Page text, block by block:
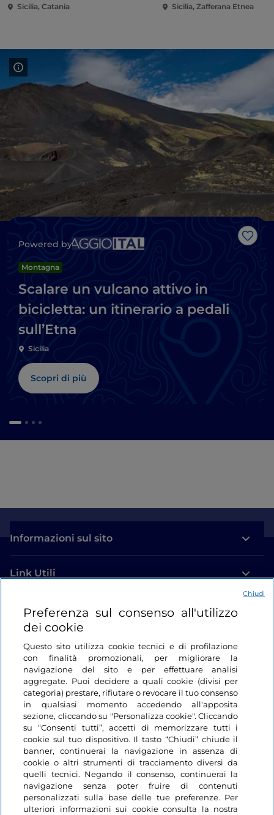
Sicilia, Catania Sicilia, Zafferana Etnea
Like
Powered by
Montagna
Scalare un vulcano attivo in
bicicletta: un itinerario a pedali
sull’Etna
Sicilia
Scopri di più
Informazioni sul sito
Link Utili
Login
Restiamo in contatto
Preferenza sul consenso all'utilizzo
dei cookie
Questo sito utilizza cookie tecnici e di profilazione
con finalità promozionali, per migliorare la
navigazione del sito e per effettuare analisi
aggregate. Puoi decidere a quali cookie (divisi per
categoria) prestare, rifiutare o revocare il tuo consenso
in qualsiasi momento accedendo all'apposita
sezione, cliccando su "Personalizza cookie". Cliccando
su “Consenti tutti”, accetti di memorizzare tutti i
cookie sul tuo dispositivo. Il tasto “Chiudi” chiude il
banner, continuerai la navigazione in assenza di
cookie o altri strumenti di tracciamento diversi da
quelli tecnici. Negando il consenso, continuerai la
navigazione senza poter fruire di contenuti
personalizzati sulla base delle tue preferenze. Per
ulteriori informazioni sui cookie consulta la nostra
Chiudi